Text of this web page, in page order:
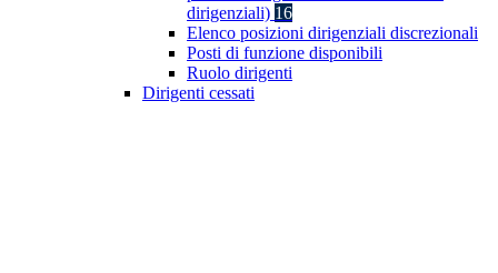
dirigenziali) 16
Elenco posizioni dirigenziali discrezionali
Posti di funzione disponibili
Ruolo dirigenti
Dirigenti cessati